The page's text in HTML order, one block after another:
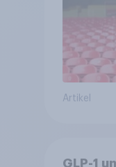
Artikel
GLP-1